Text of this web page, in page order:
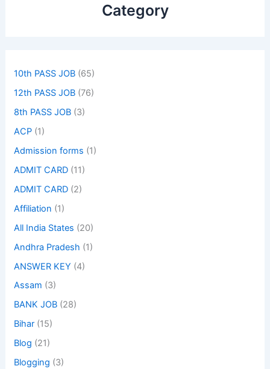
Category
10th PASS JOB (65)
12th PASS JOB (76)
8th PASS JOB (3)
ACP (1)
Admission forms (1)
ADMIT CARD (11)
ADMIT CARD (2)
Affiliation (1)
All India States (20)
Andhra Pradesh (1)
ANSWER KEY (4)
Assam (3)
BANK JOB (28)
Bihar (15)
Blog (21)
Blogging (3)